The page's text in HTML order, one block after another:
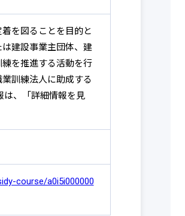
を図ることを目的と
建設事業主団体、建
を推進する活動を行
訓練法人に助成する
は、「詳細情報を見
course/a0i5i000000